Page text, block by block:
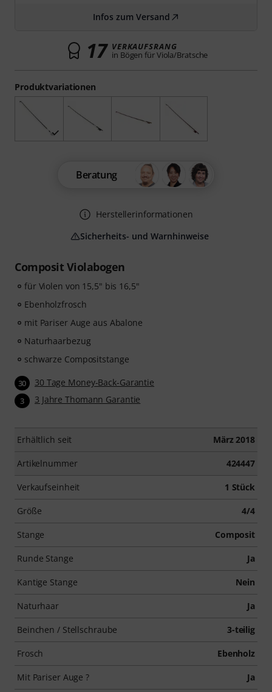
Composit Violabogen
für Violen von 15,5" bis 16,5"
Ebenholzfrosch
mit Pariser Auge aus Abalone
Naturhaarbezug
schwarze Compositstange
30 30 Tage Money-Back-Garantie
3 3 Jahre Thomann Garantie
Erhältlich seit März 2018
Artikelnummer 424447
Verkaufseinheit 1 Stück
Größe 4/4
Stange Composit
Runde Stange Ja
Kantige Stange Nein
Naturhaar Ja
Beinchen / Stellschraube 3-teilig
Frosch Ebenholz
Mit Pariser Auge ? Ja
Produktvariationen
Infos zum Versand
17 VERKAUFSRANG
in Bögen für Viola/Bratsche
Beratung
Herstellerinformationen
Sicherheits- und Warnhinweise